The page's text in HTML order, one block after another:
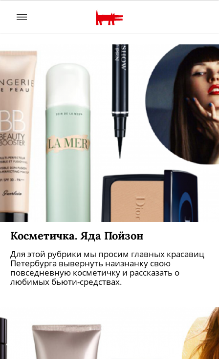
Косметичка. Яда Пойзон
Для этой рубрики мы просим главных красавиц
Петербурга вывернуть наизнанку свою
повседневную косметичку и рассказать о
любимых бьюти-средствах.